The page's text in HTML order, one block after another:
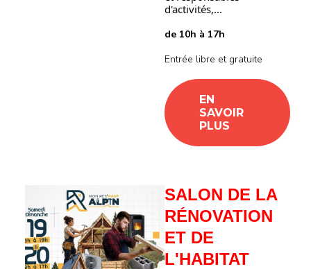
d'activités,...
de 10h à 17h
Entrée libre et gratuite
EN
SAVOIR
PLUS
SALON DE LA
RÉNOVATION
ET DE
L'HABITAT